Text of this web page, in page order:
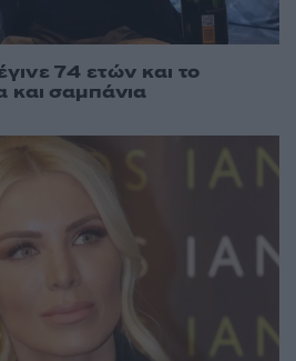
74 ετών και το
και σαμπάνια